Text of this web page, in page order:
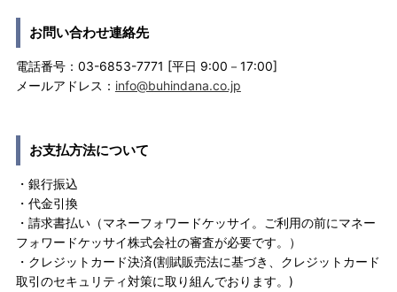
お問い合わせ連絡先
電話番号：03-6853-7771 [平日 9:00－17:00]
メールアドレス： info@buhindana.co.jp
お支払方法について
・銀行振込
・代金引換
・請求書払い（マネーフォワードケッサイ。ご利用の前にマネー
フォワードケッサイ株式会社の審査が必要です。）
・クレジットカード決済(割賦販売法に基づき、クレジットカード
取引のセキュリティ対策に取り組んでおります。)